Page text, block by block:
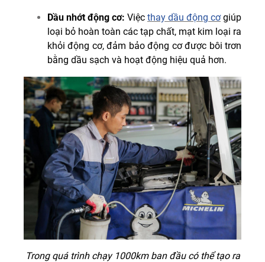
Dầu nhớt động cơ: Việc thay dầu động cơgiúp
loại bỏ hoàn toàn các tạp chất, mạt kim loại ra
khỏi động cơ, đảm bảo động cơ được bôi trơn
bằng dầu sạch và hoạt động hiệu quả hơn.
Trong quá trình chạy 1000km ban đầu có thể tạo ra